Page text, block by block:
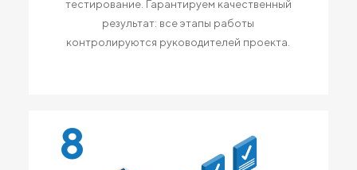
тестирование. Гарантируем качественный
результат: все этапы работы
контролируются руководителей проекта.
8